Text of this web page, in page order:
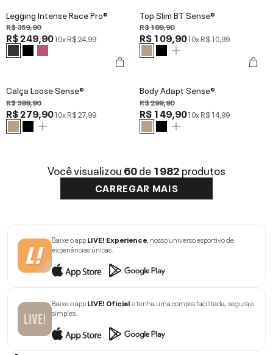
Legging Intense Race Pro®
R$ 359,90
R$ 249,9010xR$ 24,99
Top Slim BT Sense®
R$ 189,90
R$ 109,9010xR$ 10,99
Calça Loose Sense®
R$ 399,90
R$ 279,9010xR$ 27,99
Body Adapt Sense®
R$ 299,90
R$ 149,9010xR$ 14,99
Você visualizou60de1982produtos
CARREGAR MAIS
Baixe o appLIVE! Experience, nosso universo esportivo de
experiências únicas.
Baixe o appLIVE! Oficiale tenha uma compra facilitada, segura e
simples.